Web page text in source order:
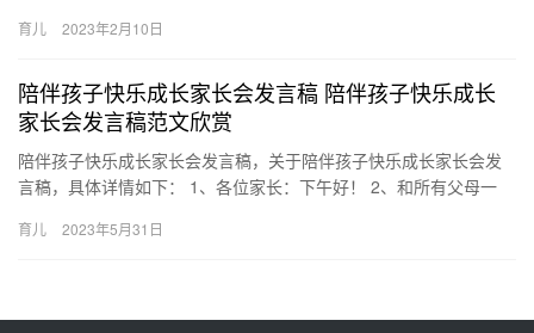
可…
育儿 2023年2月10日
陪伴孩子快乐成长家长会发言稿 陪伴孩子快乐成长
家长会发言稿范文欣赏
陪伴孩子快乐成长家长会发言稿，关于陪伴孩子快乐成长家长会发
言稿，具体详情如下： 1、各位家长：下午好！ 2、和所有父母一
悦。…
育儿 2023年5月31日